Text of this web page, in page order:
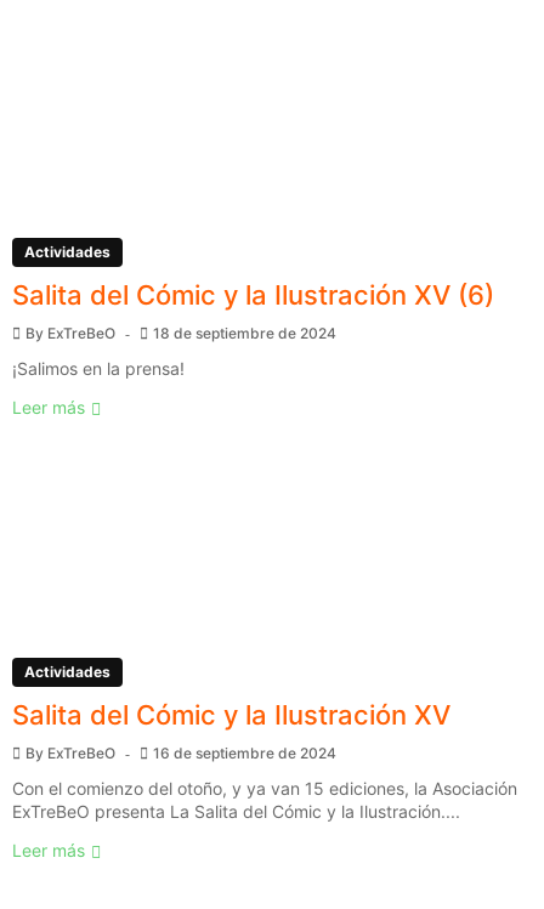
Actividades
Salita del Cómic y la Ilustración XV (6)
By ExTreBeO 18 de septiembre de 2024
¡Salimos en la prensa!
Leer más
Actividades
Salita del Cómic y la Ilustración XV
By ExTreBeO 16 de septiembre de 2024
Con el comienzo del otoño, y ya van 15 ediciones, la Asociación
ExTreBeO presenta La Salita del Cómic y la Ilustración....
Leer más